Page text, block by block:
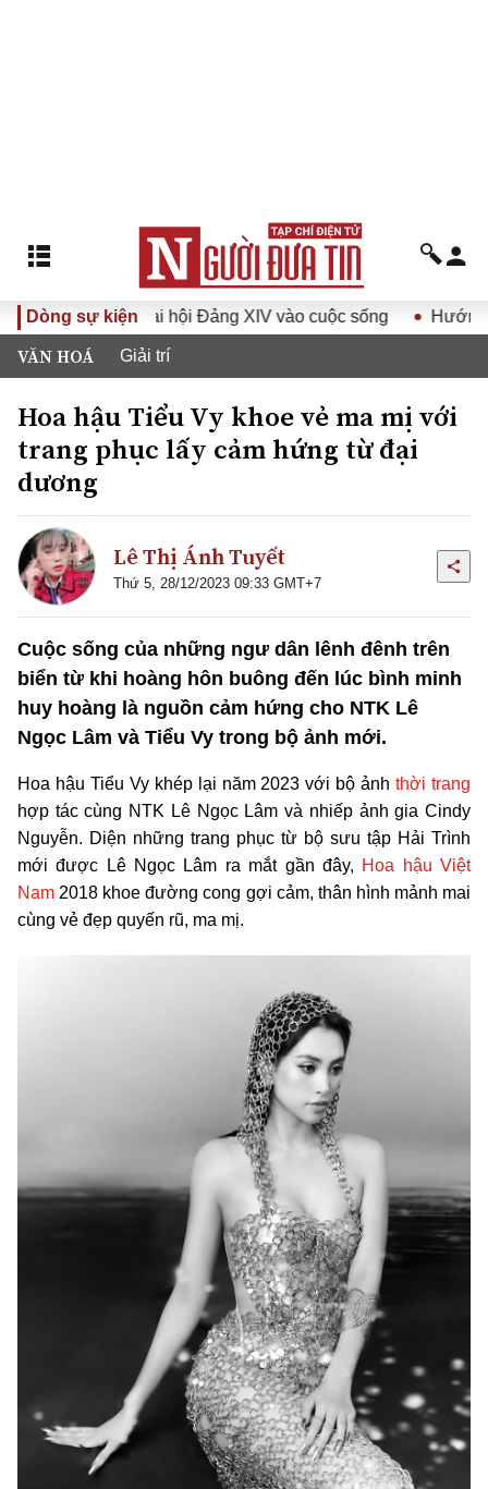
Dòng sự kiện
Đại hội Đảng XIV vào cuộc sống Hướng tới Đại hội đại
VĂN HOÁ Giải trí
Hoa hậu Tiểu Vy khoe vẻ ma mị với
trang phục lấy cảm hứng từ đại
dương
Lê Thị Ánh Tuyết
Thứ 5, 28/12/2023 09:33 GMT+7
Cuộc sống của những ngư dân lênh đênh trên
biển từ khi hoàng hôn buông đến lúc bình minh
huy hoàng là nguồn cảm hứng cho NTK Lê
Ngọc Lâm và Tiểu Vy trong bộ ảnh mới.
Hoa hậu Tiểu Vy khép lại năm 2023 với bộ ảnhthời trang
hợp tác cùng NTK Lê Ngọc Lâm và nhiếp ảnh gia Cindy
Nguyễn. Diện những trang phục từ bộ sưu tập Hải Trình
mới được Lê Ngọc Lâm ra mắt gần đây, Hoa hậu Việt
Nam 2018 khoe đường cong gợi cảm, thân hình mảnh mai
cùng vẻ đẹp quyến rũ, ma mị.